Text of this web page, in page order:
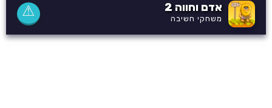
אדם וחווה 2
משחקי חשיבה ⚠